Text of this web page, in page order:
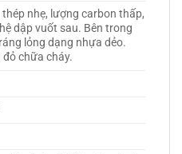
nhẹ, lượng carbon thấp,
dập vuốt sau. Bên trong
lỏng dạng nhựa dẻo.
chữa cháy.